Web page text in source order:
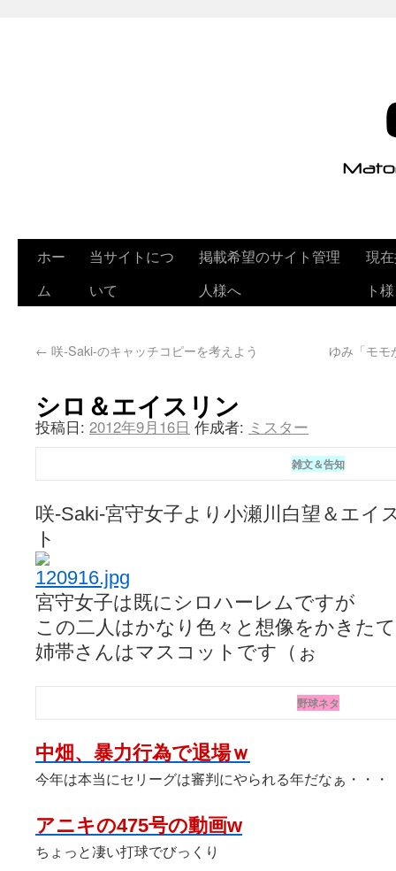
ホー
ム
当サイトにつ
いて
掲載希望のサイト管理
人様へ
現
ト様
← 咲-Saki-のキャッチコピーを考えよう ゆみ「モ
シロ＆エイスリン
投稿日: 2012年9月16日 作成者: ミスター
雑文＆告知
咲-Saki-宮守女子より小瀬川白望＆エイ
ト
宮守女子は既にシロハーレムですが
この二人はかなり色々と想像をかきた
姉帯さんはマスコットです（ぉ
野球ネタ
中畑、暴力行為で退場ｗ
今年は本当にセリーグは審判にやられる年だなぁ・・・
アニキの475号の動画w
ちょっと凄い打球でびっくり